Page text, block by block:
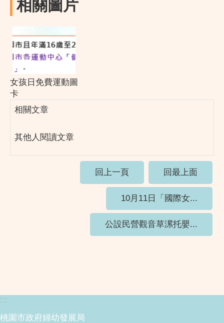
相關圖片
女孩日免費運動圖
卡
相關文章
其他人閱讀文章
回上一頁 回最上面
10月11日「國際女...
公設民營觀音草漯托嬰...
:::
桃園市政府婦幼發展局